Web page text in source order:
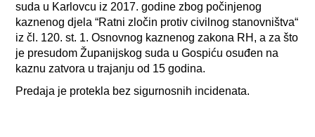
suda u Karlovcu iz 2017. godine zbog počinjenog
kaznenog djela “Ratni zločin protiv civilnog stanovništva“
iz čl. 120. st. 1. Osnovnog kaznenog zakona RH, a za što
je presudom Županijskog suda u Gospiću osuđen na
kaznu zatvora u trajanju od 15 godina.
Predaja je protekla bez sigurnosnih incidenata.